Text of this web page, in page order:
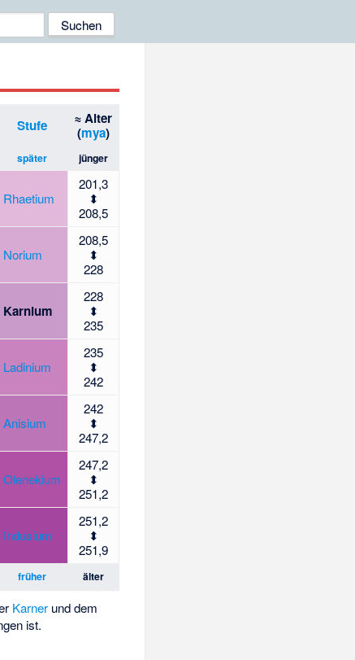
Stufe
≈ Alter
(mya)
später jünger
Rhaetium
201,3
⬍
208,5
Norium
208,5
⬍
228
Karnium
228
⬍
235
Ladinium
235
⬍
242
Anisium
242
⬍
247,2
Olenekium
247,2
⬍
251,2
Indusium
251,2
⬍
251,9
früher älter
Karner und dem
ist.